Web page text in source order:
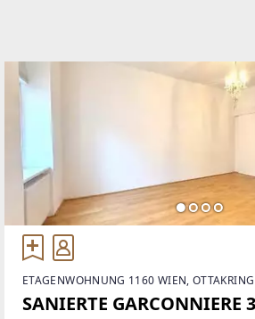
ETAGENWOHNUNG 1160 WIEN, OTTAKRING
SANIERTE GARCONNIERE